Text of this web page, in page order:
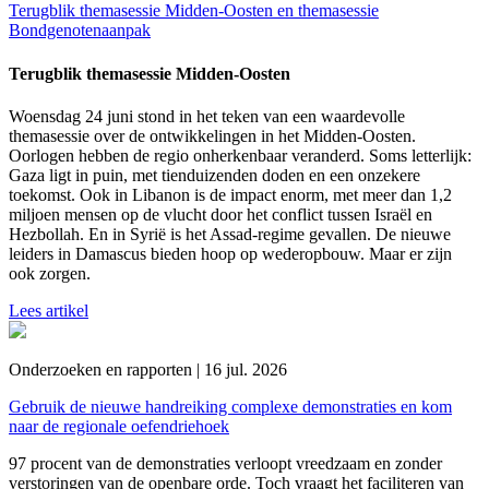
Terugblik themasessie Midden-Oosten en themasessie
Bondgenotenaanpak
Terugblik themasessie Midden-Oosten
Woensdag 24 juni stond in het teken van een waardevolle
themasessie over de ontwikkelingen in het Midden-Oosten.
Oorlogen hebben de regio onherkenbaar veranderd. Soms letterlijk:
Gaza ligt in puin, met tienduizenden doden en een onzekere
toekomst. Ook in Libanon is de impact enorm, met meer dan 1,2
miljoen mensen op de vlucht door het conflict tussen Israël en
Hezbollah. En in Syrië is het Assad-regime gevallen. De nieuwe
leiders in Damascus bieden hoop op wederopbouw. Maar er zijn
ook zorgen.
Lees artikel
Onderzoeken en rapporten | 16 jul. 2026
Gebruik de nieuwe handreiking complexe demonstraties en kom
naar de regionale oefendriehoek
97 procent van de demonstraties verloopt vreedzaam en zonder
verstoringen van de openbare orde. Toch vraagt het faciliteren van